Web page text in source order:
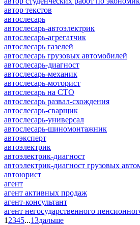
автор текстов
автослесарь
автослесарь-автоэлектрик
автослесарь-агрегатчик
автослесарь газелей
автослесарь грузовых автомобилей
автослесарь-диагност
автослесарь-механик
автослесарь-моторист
автослесарь на СТО
автослесарь развал-схождения
автослесарь-сварщик
автослесарь-универсал
автослесарь-шиномонтажник
автоэксперт
автоэлектрик
автоэлектрик-диагност
автоэлектрик-диагност грузовых
автоюрист
агент
агент активных продаж
агент-консультант
агент негосударственного
1 2345...13дальше